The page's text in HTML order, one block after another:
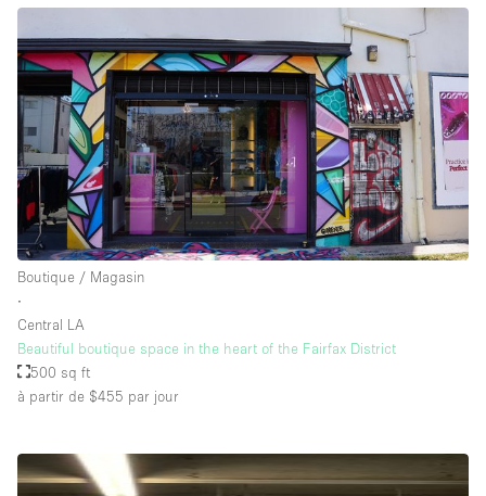
Boutique / Magasin
∙
Central LA
Beautiful boutique space in the heart of the Fairfax District
500 sq ft
à partir de $455 par jour